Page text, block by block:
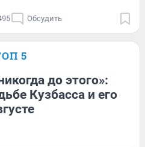
Обсудить
5
до этого»:
Кузбасса и его